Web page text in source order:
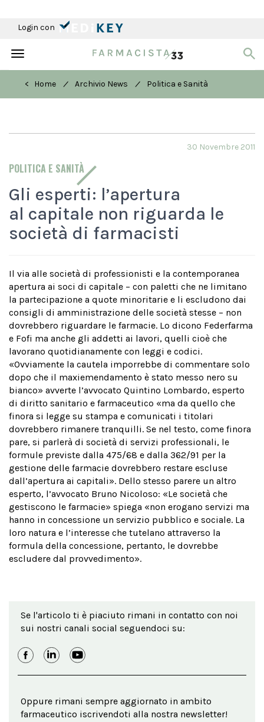
Login con
Toggle
< Home
/ Archivio News / Politica e Sanità
POLITICA E SANITÀ
30 Novembre 2011
Gli esperti: l’apertura
al capitale non riguarda le
società di farmacisti
Il via alle società di professionisti e la contemporanea
apertura ai soci di capitale – con paletti che ne limitano
la partecipazione a quote minoritarie e li escludono dai
consigli di amministrazione delle società stesse – non
dovrebbero riguardare le farmacie. Lo dicono Federfarma
e Fofi ma anche gli addetti ai lavori, quelli cioè che
lavorano quotidianamente con leggi e codici.
«Ovviamente la cautela imporrebbe di commentare solo
dopo che il maxiemendamento è stato messo nero su
bianco» avverte l’avvocato Quintino Lombardo, esperto
di diritto sanitario e farmaceutico «ma da quello che
finora si legge su stampa e comunicati i titolari
dovrebbero rimanere tranquilli. Se nel testo, come finora
pare, si parlerà di società di servizi professionali, le
formule previste dalla 475/68 e dalla 362/91 per la
gestione delle farmacie dovrebbero restare escluse
dall’apertura ai capitali». Dello stesso parere un altro
esperto, l’avvocato Bruno Nicoloso: «Le società che
gestiscono le farmacie» spiega «non erogano servizi ma
hanno in concessione un servizio pubblico e sociale. La
loro natura e l’interesse che tutelano attraverso la
formula della concessione, pertanto, le dovrebbe
escludere dal provvedimento».
Se l'articolo ti è piaciuto rimani in contatto con noi
sui nostri canali social seguendoci su:
Oppure rimani sempre aggiornato in ambito
farmaceutico iscrivendoti alla nostra newsletter!